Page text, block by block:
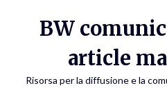
BW
article
Risorsa per la diffusione e la